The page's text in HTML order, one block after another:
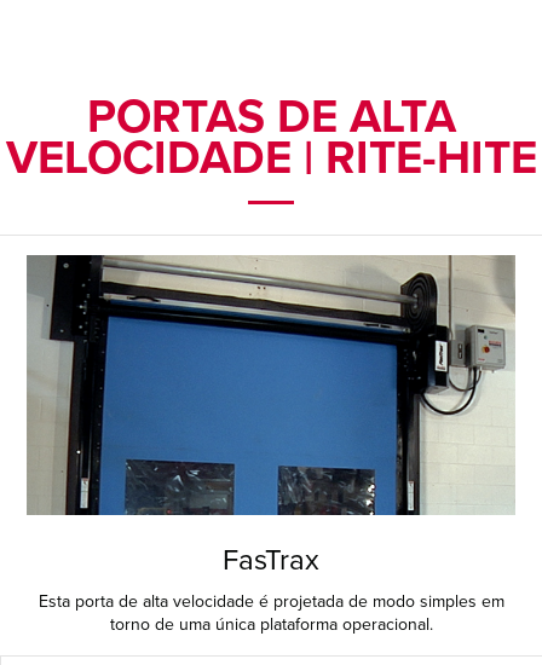
PORTAS DE ALTA
VELOCIDADE | RITE-HITE
FasTrax
Esta porta de alta velocidade é projetada de modo simples em
torno de uma única plataforma operacional.